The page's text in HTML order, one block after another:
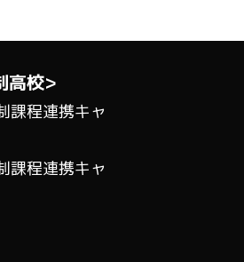
高校>
課程連携キャ
課程連携キャ